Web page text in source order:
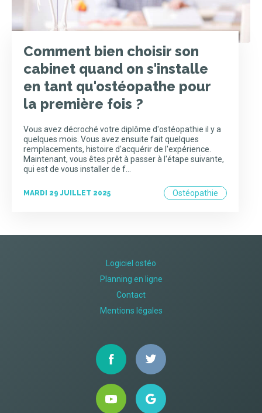
Comment bien choisir son
cabinet quand on s'installe
en tant qu'ostéopathe pour
la première fois ?
Vous avez décroché votre diplôme d'ostéopathie il y a
quelques mois. Vous avez ensuite fait quelques
remplacements, histoire d'acquérir de l'expérience.
Maintenant, vous êtes prêt à passer à l'étape suivante,
qui est de vous installer de f…
MARDI 29 JUILLET 2025 Ostéopathie
Logiciel ostéo
Planning en ligne
Contact
Mentions légales